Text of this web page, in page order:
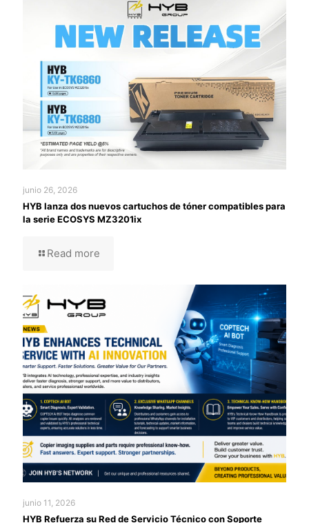
junio 26, 2026
HYB lanza dos nuevos cartuchos de tóner compatibles para
la serie ECOSYS MZ3201ix
Read more
junio 11, 2026
HYB Refuerza su Red de Servicio Técnico con Soporte